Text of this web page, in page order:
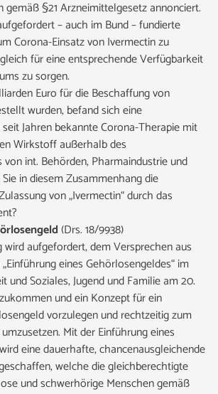
gemäß §21 Arzneimittelgesetz annonciert.
– auch im Bund – fundierte
Corona-Einsatz von Ivermectin zu
für eine entsprechende Verfügbarkeit
zu sorgen.
Euro für die Beschaffung von
wurden, befand sich eine
Jahren bekannte Corona-Therapie mit
Wirkstoff außerhalb des
int. Behörden, Pharmaindustrie und
in diesem Zusammenhang die
von „Ivermectin“ durch das
(Drs. 18/9938)
wird aufgefordert, dem Versprechen aus
eines Gehörlosengeldes“ im
und Soziales, Jugend und Familie am 20.
und ein Konzept für ein
vorzulegen und rechtzeitig zum
Mit der Einführung eines
eine dauerhafte, chancenausgleichende
welche die gleichberechtigte
und schwerhörige Menschen gemäß